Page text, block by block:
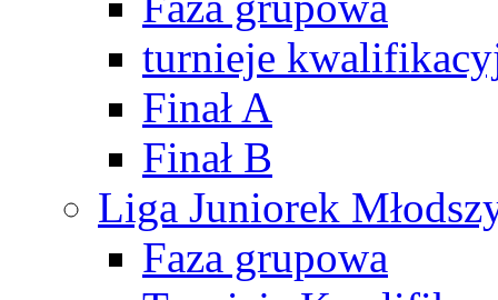
turnieje
Finał A
Finał B
Liga Juniorek
Faza grupowa